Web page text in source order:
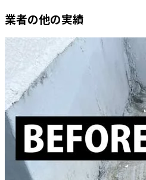
業者の他の実績